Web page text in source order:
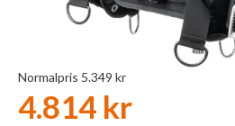
Normalpris 5.349 kr
4.814 kr